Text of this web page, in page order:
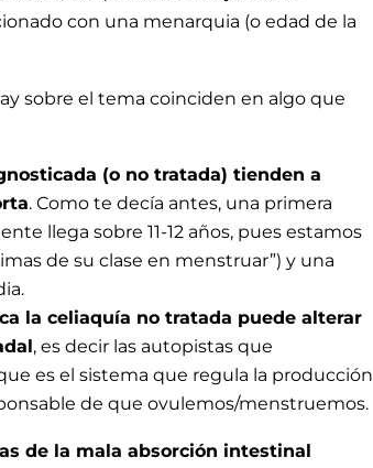
con una menarquia (o edad de la
sobre el tema coinciden en algo que
(o no tratada) tienden a
. Como te decía antes, una primera
llega sobre 11-12 años, pues estamos
de su clase en menstruar”) y una
la celiaquía no tratada puede alterar
, es decir las autopistas que
es el sistema que regula la producción
de que ovulemos/menstruemos.
de la mala absorción intestinal